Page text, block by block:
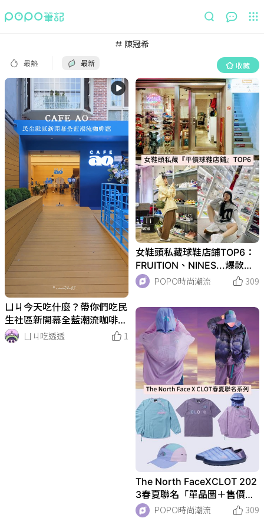
陳冠希
最熱 最新 收藏
收藏
ㄩㄐ今天吃什麼？帶你們吃民
生社區新開幕全藍潮流咖啡廳
｜CAFE AO
ㄩㄐ吃透透 1
女鞋頭私藏球鞋店鋪TOP6：
FRUITION、NINES...爆款球
鞋、限量聯名這邊通通買得
到！
POPO時尚潮流 309
The North FaceXCLOT 202
3春夏聯名「單品圖＋售價」
一次看！日出紫、夕暮藍太迷
人！
POPO時尚潮流 309